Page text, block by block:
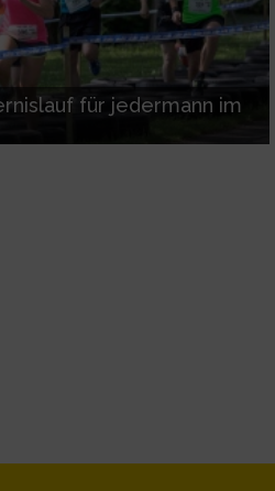
für jedermann im